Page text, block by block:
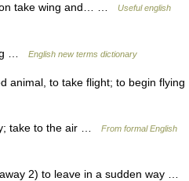
take wing and… …
Useful english
… English new terms dictionary
animal, to take flight; to begin flying
take to the air …
From formal English
2) to leave in a sudden way …